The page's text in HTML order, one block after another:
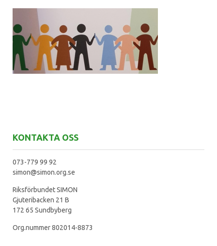
KONTAKTA OSS
073-779 99 92
simon@simon.org.se
Riksförbundet SIMON
Gjuteribacken 21 B
172 65 Sundbyberg
Org.nummer 802014-8873